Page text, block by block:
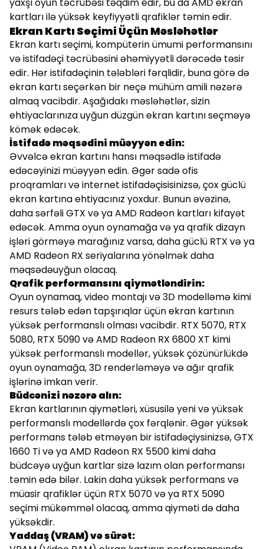
kartları ilə yüksək keyfiyyətli qrafiklər təmin edir.
Ekran Kartı Seçimi Üçün Məsləhətlər
Ekran kartı seçimi, kompüterin ümumi performansını
və istifadəçi təcrübəsini əhəmiyyətli dərəcədə təsir
edir. Hər istifadəçinin tələbləri fərqlidir, buna görə də
ekran kartı seçərkən bir neçə mühüm amili nəzərə
almaq vacibdir. Aşağıdakı məsləhətlər, sizin
ehtiyaclarınıza uyğun düzgün ekran kartını seçməyə
kömək edəcək.
İstifadə məqsədini müəyyən edin:
Əvvəlcə ekran kartını hansı məqsədlə istifadə
edəcəyinizi müəyyən edin. Əgər sadə ofis
proqramları və internet istifadəçisisinizsə, çox güclü
ekran kartına ehtiyacınız yoxdur. Bunun əvəzinə,
daha sərfəli GTX və ya AMD Radeon kartları kifayət
edəcək. Amma oyun oynamağa və ya qrafik dizayn
işləri görməyə marağınız varsa, daha güclü RTX və ya
AMD Radeon RX seriyalarına yönəlmək daha
məqsədəuyğun olacaq.
Qrafik performansını qiymətləndirin:
Oyun oynamaq, video montajı və 3D modelləmə kimi
resurs tələb edən tapşırıqlar üçün ekran kartının
yüksək performanslı olması vacibdir. RTX 5070, RTX
5080, RTX 5090 və AMD Radeon RX 6800 XT kimi
yüksək performanslı modellər, yüksək çözünürlükdə
oyun oynamağa, 3D renderləməyə və ağır qrafik
işlərinə imkan verir.
Büdcənizi nəzərə alın:
Ekran kartlarının qiymətləri, xüsusilə yeni və yüksək
performanslı modellərdə çox fərqlənir. Əgər yüksək
performans tələb etməyən bir istifadəçiysinizsə, GTX
1660 Ti və ya AMD Radeon RX 5500 kimi daha
büdcəyə uyğun kartlar sizə lazım olan performansı
təmin edə bilər. Lakin daha yüksək performans və
müasir qrafiklər üçün RTX 5070 və ya RTX 5090
seçimi mükəmməl olacaq, amma qiyməti də daha
yüksəkdir.
Yaddaş (VRAM) və sürət: